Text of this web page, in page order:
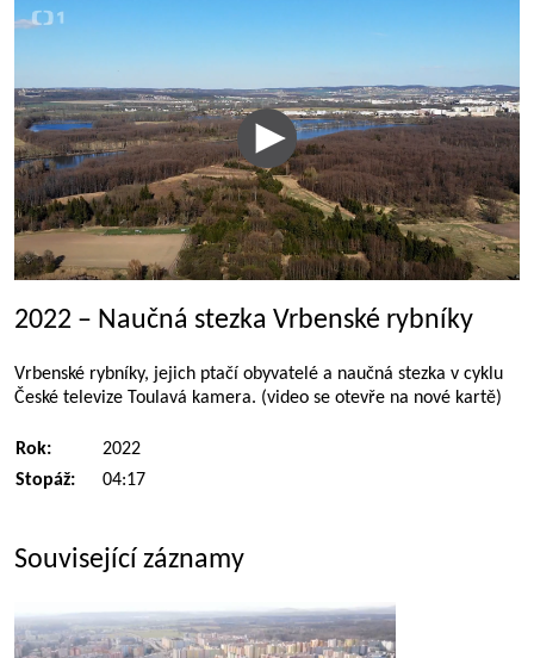
2022 – Naučná stezka Vrbenské rybníky
Vrbenské rybníky, jejich ptačí obyvatelé a naučná stezka v cyklu
České televize Toulavá kamera. (video se otevře na nové kartě)
Rok:
2022
Stopáž:
04:17
Související záznamy